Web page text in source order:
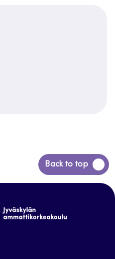
Back to top
Siirry
takaisin